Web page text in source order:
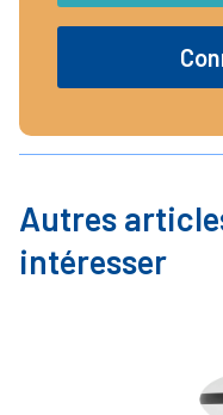
Autres
intéresser